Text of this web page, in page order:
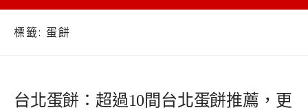
標籤: 蛋餅
台北蛋餅：超過10間台北蛋餅推薦，更